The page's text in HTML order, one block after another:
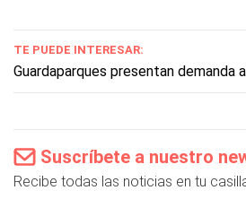
TE PUEDE INTERESAR:
Guardaparques presentan demanda
Suscríbete a nuestro
Recibe todas las noticias en tu